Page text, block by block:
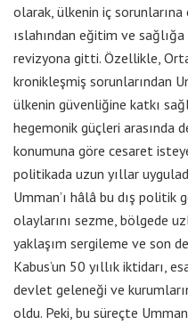
olarak, ülkenin iç
ıslahından eğitim ve
revizyona gitti. Özellikle,
kronikleşmiş sorunlarından
ülkenin güvenliğine katkı
hegemonik güçleri arasında
konumuna göre cesaret
politikada uzun yıllar
Umman’ı hâlâ bu dış politik
olaylarını sezme, bölgede
yaklaşım sergileme ve son
Kabus’un 50 yıllık iktidarı,
devlet geleneği ve
oldu. Peki, bu süreçte